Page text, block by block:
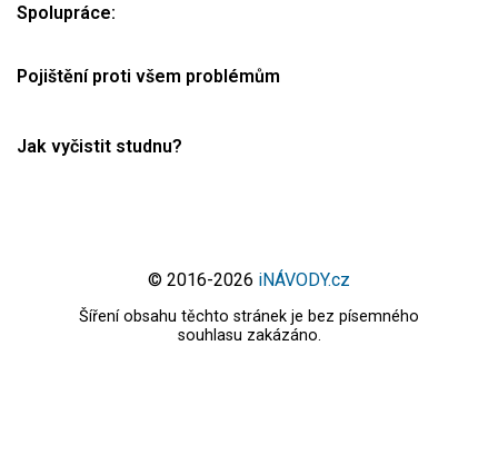
Spolupráce:
Pojištění proti všem problémům
Jak vyčistit studnu?
© 2016-2026 iNÁVODY.cz
Šíření obsahu těchto stránek je bez písemného
souhlasu zakázáno.